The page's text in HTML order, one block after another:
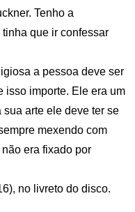
Tenho a
que ir confessar
a pessoa deve ser
isso importe. Ele era um
arte ele deve ter se
mexendo com
era fixado por
no livreto do disco.